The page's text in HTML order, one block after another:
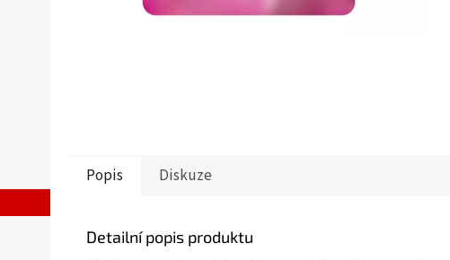
Popis Diskuze
Detailní popis produktu